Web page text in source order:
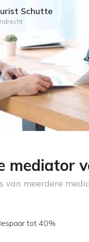
Schutte
mediator
van meerdere
tot 40%